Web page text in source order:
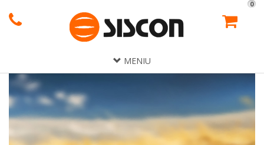
0
MENIU
Previous Next